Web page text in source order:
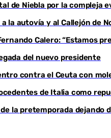
de Niebla por la compleja
la autovía y al Callejón de
Calero: “Estamos
del nuevo presidente
contra el Ceuta con
de Italia como
la pretemporada dejando